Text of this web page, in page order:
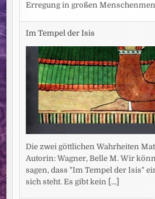
Erregung in großen
Im Tempel der Isis
Die zwei göttlichen Wahrheiten
Autorin: Wagner, Belle M. Wir
sagen, dass "Im Tempel der Isis"
sich steht. Es gibt kein [...]